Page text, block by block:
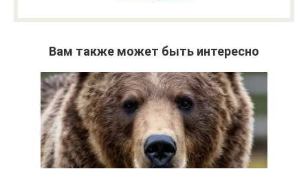
Вам также может быть интересно